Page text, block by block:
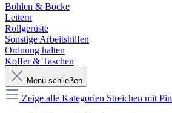
Bohlen & Böcke
Leitern
Rollgerüste
Sonstige Arbeitshilfen
Ordnung halten
Koffer & Taschen
Menü schließen
Zeige alle Kategorien Streichen mit